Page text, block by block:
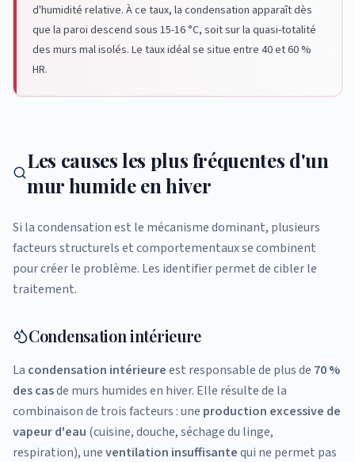
d'humidité relative. À ce taux, la condensation apparaît dès
que la paroi descend sous 15-16 °C, soit sur la quasi-totalité
des murs mal isolés. Le taux idéal se situe entre 40 et 60 %
HR.
Les causes les plus fréquentes d'un
mur humide en hiver
Si la condensation est le mécanisme dominant, plusieurs
facteurs structurels et comportementaux se combinent
pour créer le problème. Les identifier permet de cibler le
traitement.
Condensation intérieure
La condensation intérieureest responsable de plus de 70 %
des casde murs humides en hiver. Elle résulte de la
combinaison de trois facteurs : une production excessive de
vapeur d'eau (cuisine, douche, séchage du linge,
respiration), uneventilation insuffisantequi ne permet pas